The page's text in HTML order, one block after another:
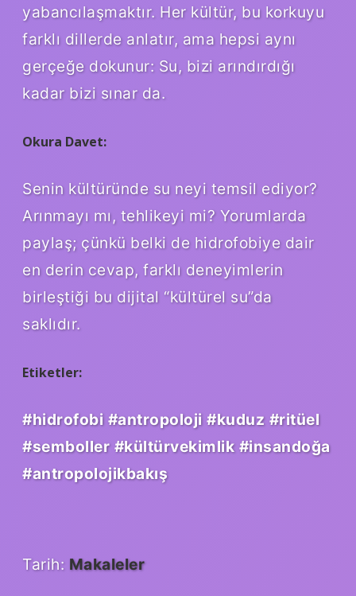
yabancılaşmaktır. Her kültür, bu korkuyu
farklı dillerde anlatır, ama hepsi aynı
gerçeğe dokunur: Su, bizi arındırdığı
kadar bizi sınar da.
Okura Davet:
Senin kültüründe su neyi temsil ediyor?
Arınmayı mı, tehlikeyi mi? Yorumlarda
paylaş; çünkü belki de hidrofobiye dair
en derin cevap, farklı deneyimlerin
birleştiği bu dijital “kültürel su”da
saklıdır.
Etiketler:
#hidrofobi #antropoloji #kuduz #ritüel
#semboller #kültürvekimlik #insandoğa
#antropolojikbakış
Tarih: Makaleler